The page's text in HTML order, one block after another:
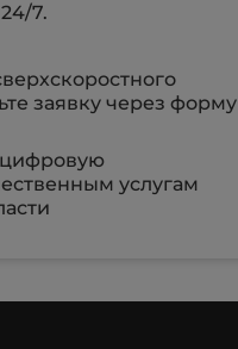
7.
заявку через форму
цифровую
услугам